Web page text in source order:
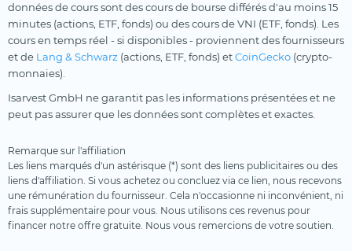
données de cours sont des cours de bourse différés d'au moins 15
minutes (actions, ETF, fonds) ou des cours de VNI (ETF, fonds). Les
cours en temps réel - si disponibles - proviennent des fournisseurs
et de Lang & Schwarz (actions, ETF, fonds) etCoinGecko (crypto-
monnaies).
Isarvest GmbH ne garantit pas les informations présentées et ne
peut pas assurer que les données sont complètes et exactes.
Remarque sur l'affiliation
Les liens marqués d'un astérisque (*) sont des liens publicitaires ou des
liens d'affiliation. Si vous achetez ou concluez via ce lien, nous recevons
une rémunération du fournisseur. Cela n'occasionne ni inconvénient, ni
frais supplémentaire pour vous. Nous utilisons ces revenus pour
financer notre offre gratuite. Nous vous remercions de votre soutien.